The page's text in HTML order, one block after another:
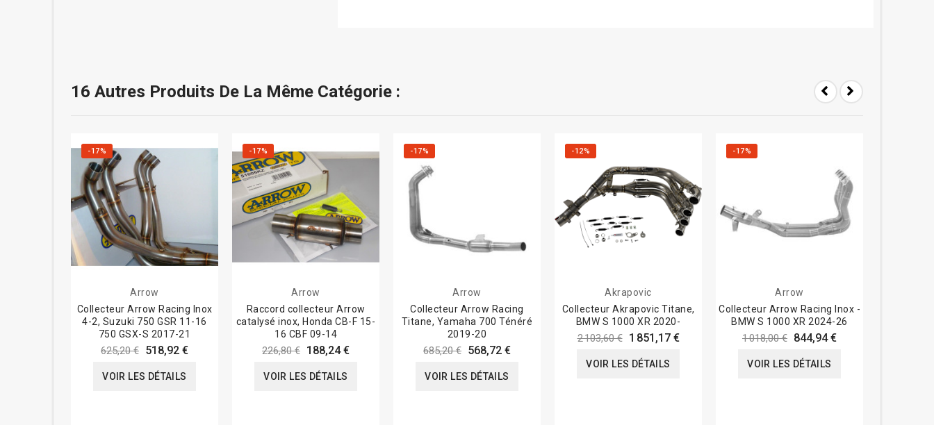
16 Autres Produits De La Même Catégorie :
-17%
Arrow
Collecteur Arrow Racing Inox
4-2, Suzuki 750 GSR 11-16
750 GSX-S 2017-21
625,20 € 518,92 €
VOIR LES DÉTAILS
-17%
Arrow
Raccord collecteur Arrow
catalysé inox, Honda CB-F 15-
16 CBF 09-14
226,80 € 188,24 €
VOIR LES DÉTAILS
-17%
Arrow
Collecteur Arrow Racing
Titane, Yamaha 700 Ténéré
2019-20
685,20 € 568,72 €
VOIR LES DÉTAILS
-12%
Akrapovic
Collecteur Akrapovic Titane,
BMW S 1000 XR 2020-
2 103,60 € 1 851,17 €
VOIR LES DÉTAILS
-17%
Arrow
Collecteur Arrow Racing Inox -
BMW S 1000 XR 2024-26
1 018,00 € 844,94 €
VOIR LES DÉTAILS